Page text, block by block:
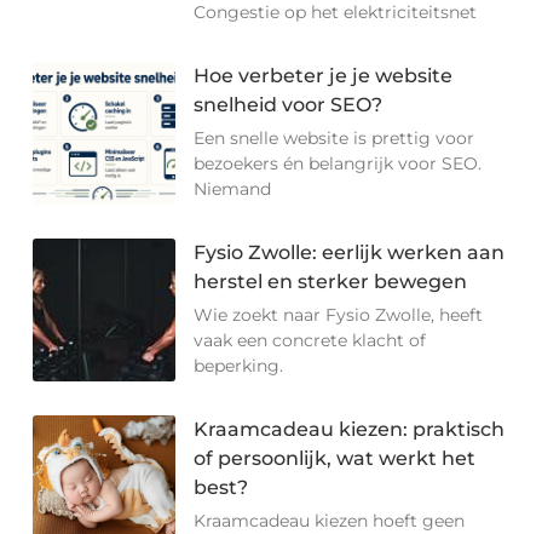
Congestie op het elektriciteitsnet
Hoe verbeter je je website
snelheid voor SEO?
Een snelle website is prettig voor
bezoekers én belangrijk voor SEO.
Niemand
Fysio Zwolle: eerlijk werken aan
herstel en sterker bewegen
Wie zoekt naar Fysio Zwolle, heeft
vaak een concrete klacht of
beperking.
Kraamcadeau kiezen: praktisch
of persoonlijk, wat werkt het
best?
Kraamcadeau kiezen hoeft geen